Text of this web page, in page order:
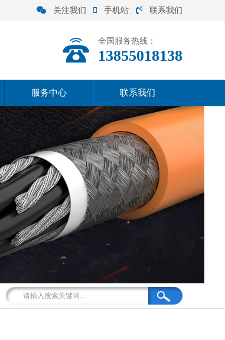
关注我们 手机站 联系我们
全国服务热线：
13855018138
服务中心 联系我们
联系方式
在线留言